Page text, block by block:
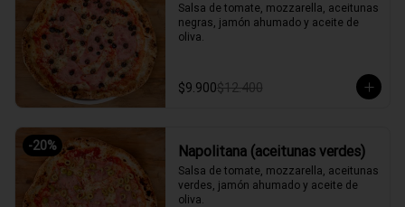
Salsa de tomate, mozzarella, aceitunas
negras, jamón ahumado y aceite de
oliva.
$9.900$12.400
-20% Napolitana (aceitunas verdes)
Salsa de tomate, mozzarella, aceitunas
verdes, jamón ahumado y aceite de
oliva.